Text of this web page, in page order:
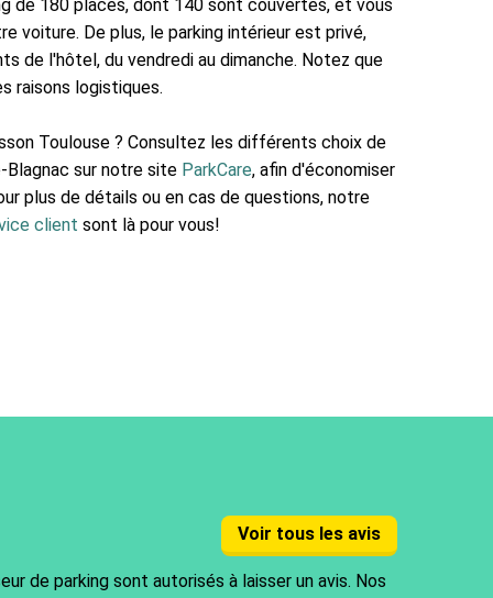
de 180 places, dont 140 sont couvertes, et vous
voiture. De plus, le parking intérieur est privé,
de l'hôtel, du vendredi au dimanche. Notez que
raisons logistiques.
Toulouse ? Consultez les différents choix de
Blagnac sur notre site ParkCare, afin d'économiser
plus de détails ou en cas de questions, notre
client sont là pour vous!
Voir tous les avis
de parking sont autorisés à laisser un avis. Nos